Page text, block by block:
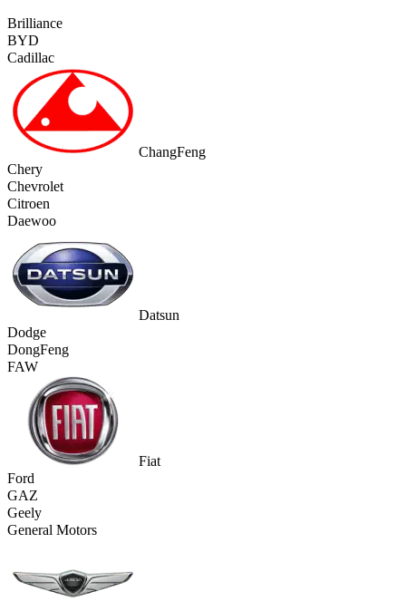
Brilliance
BYD
Cadillac
ChangFeng
Chery
Chevrolet
Citroen
Daewoo
Datsun
Dodge
DongFeng
FAW
Fiat
Ford
GAZ
Geely
General Motors